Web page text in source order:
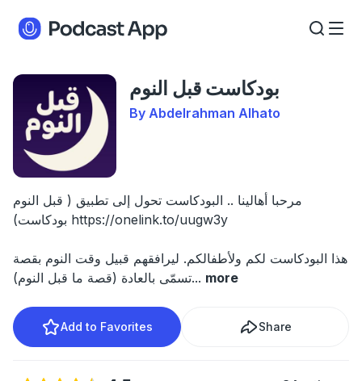
بودكاست قبل النوم
By Abdelrahman Alhato
مرحبا أهالينا .. البودكاست تحول إلى تطبيق ( قبل النوم
بودكاست) https://onelink.to/uugw3y
هذا البودكاست لكم ولأطفالكم. ليرافقهم قبيل وقت النوم بقصة
تسمّى بالعادة (قصة ما قبل النوم)... more
Add to Favorites Share